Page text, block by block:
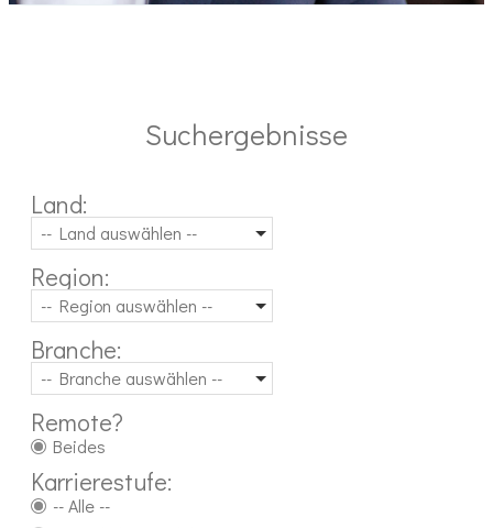
Suchergebnisse
Land:
-- Land auswählen --
Region:
-- Region auswählen --
Branche:
-- Branche auswählen --
Remote?
Beides
Karrierestufe:
-- Alle --